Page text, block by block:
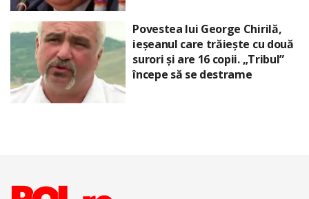
Povestea lui George Chirilă,
ieșeanul care trăiește cu două
surori și are 16 copii. „Tribul”
începe să se destrame